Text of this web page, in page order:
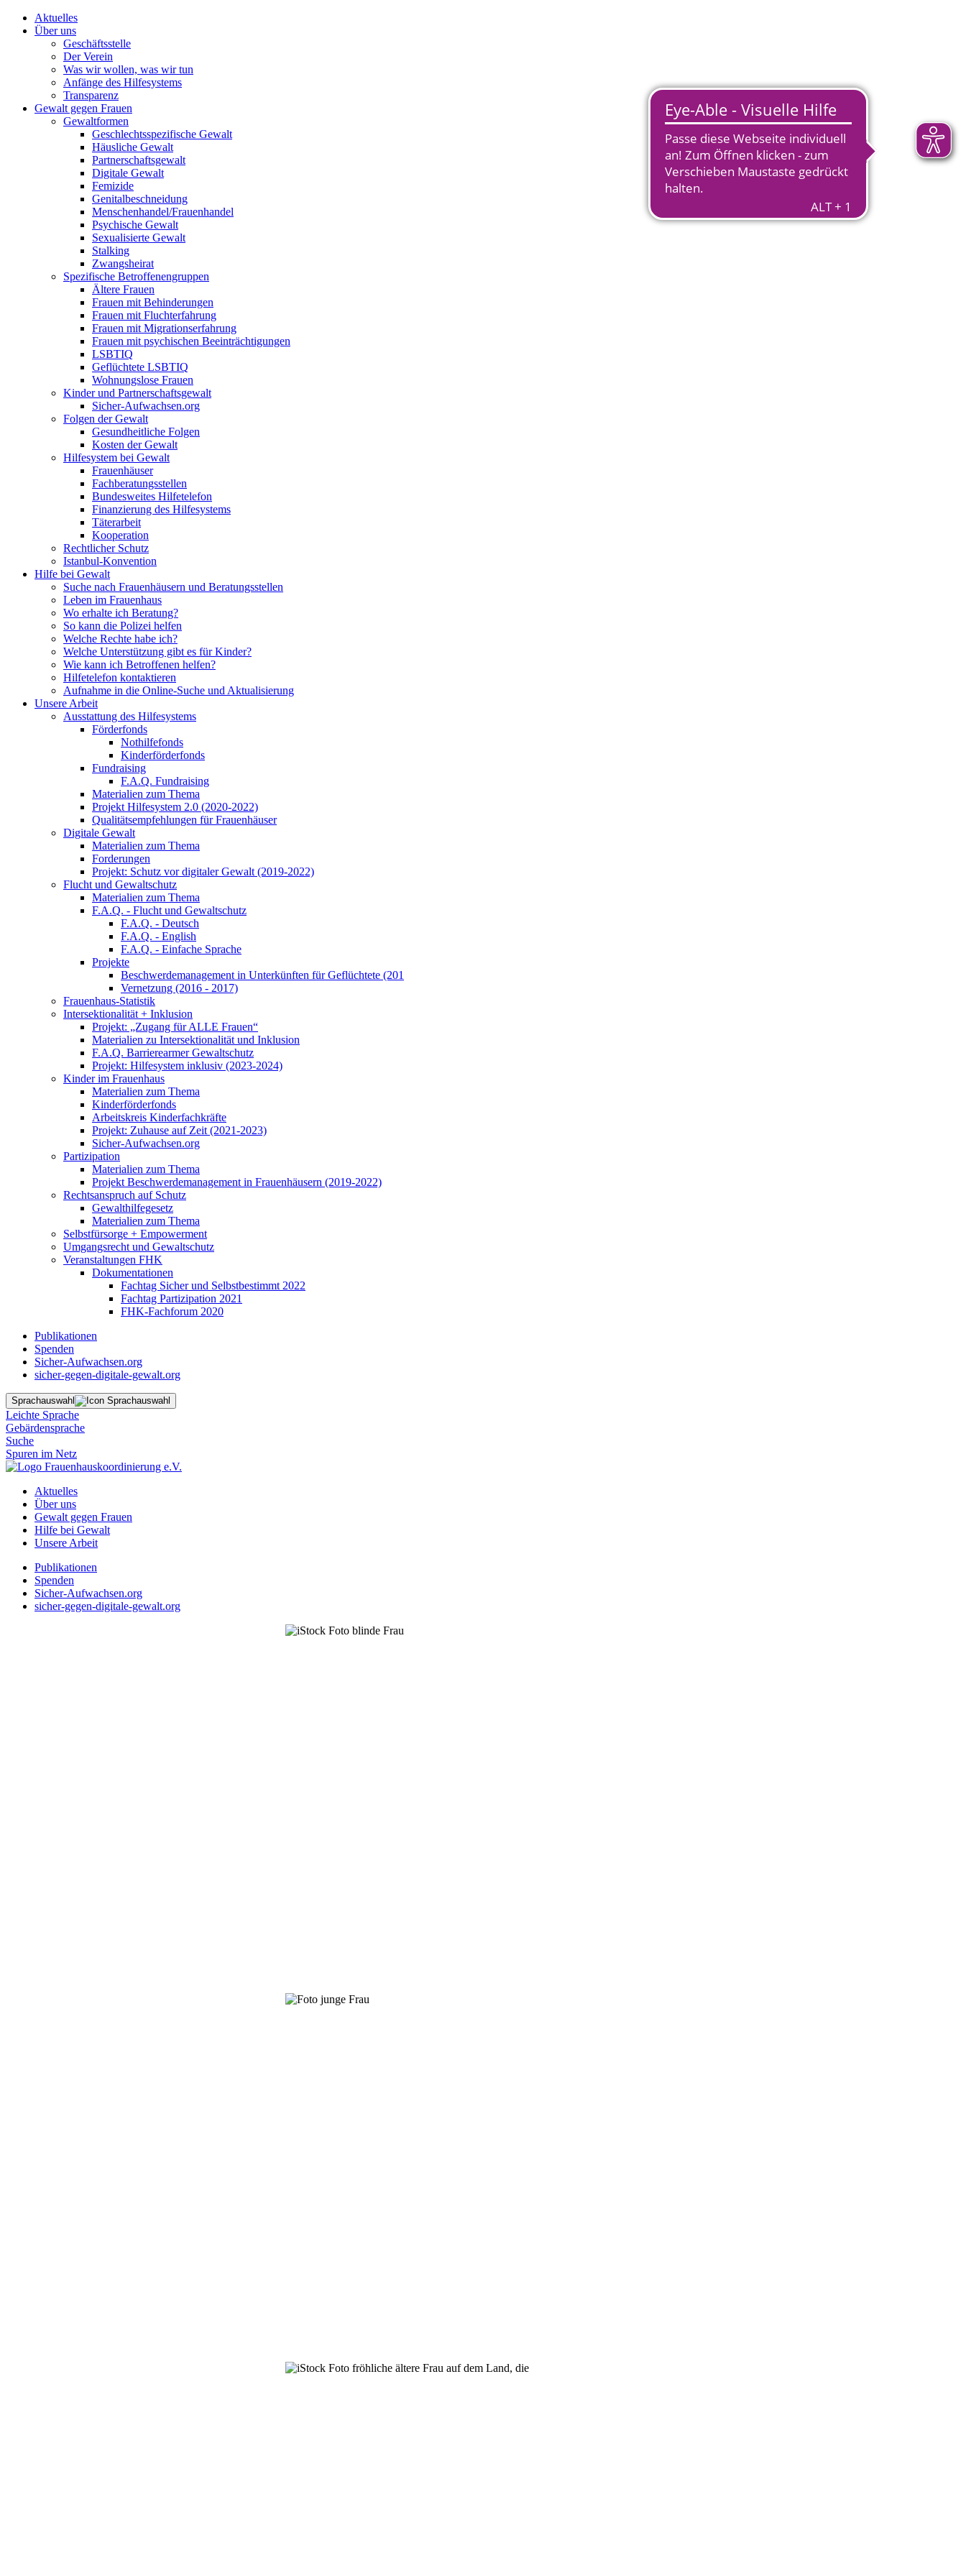
Aktuelles
Über uns
Geschäftsstelle
Der Verein
Was wir wollen, was wir tun
Anfänge des Hilfesystems
Transparenz
Gewalt gegen Frauen
Gewaltformen
Geschlechtsspezifische Gewalt
Häusliche Gewalt
Partnerschaftsgewalt
Digitale Gewalt
Femizide
Genitalbeschneidung
Menschenhandel/Frauenhandel
Psychische Gewalt
Sexualisierte Gewalt
Stalking
Zwangsheirat
Spezifische Betroffenengruppen
Ältere Frauen
Frauen mit Behinderungen
Frauen mit Fluchterfahrung
Frauen mit Migrationserfahrung
Frauen mit psychischen Beeinträchtigungen
LSBTIQ
Geflüchtete LSBTIQ
Wohnungslose Frauen
Kinder und Partnerschaftsgewalt
Sicher-Aufwachsen.org
Folgen der Gewalt
Gesundheitliche Folgen
Kosten der Gewalt
Hilfesystem bei Gewalt
Frauenhäuser
Fachberatungsstellen
Bundesweites Hilfetelefon
Finanzierung des Hilfesystems
Täterarbeit
Kooperation
Rechtlicher Schutz
Istanbul-Konvention
Hilfe bei Gewalt
Suche nach Frauenhäusern und Beratungsstellen
Leben im Frauenhaus
Wo erhalte ich Beratung?
So kann die Polizei helfen
Welche Rechte habe ich?
Welche Unterstützung gibt es für Kinder?
Wie kann ich Betroffenen helfen?
Hilfetelefon kontaktieren
Aufnahme in die Online-Suche und Aktualisierung
Unsere Arbeit
Ausstattung des Hilfesystems
Förderfonds
Nothilfefonds
Kinderförderfonds
Fundraising
F.A.Q. Fundraising
Materialien zum Thema
Projekt Hilfesystem 2.0 (2020-2022)
Qualitätsempfehlungen für Frauenhäuser
Digitale Gewalt
Materialien zum Thema
Forderungen
Projekt: Schutz vor digitaler Gewalt (2019-2022)
Flucht und Gewaltschutz
Materialien zum Thema
F.A.Q. - Flucht und Gewaltschutz
F.A.Q. - Deutsch
F.A.Q. - English
F.A.Q. - Einfache Sprache
Projekte
Beschwerdemanagement in Unterkünften für Geflüchtete (201
Vernetzung (2016 - 2017)
Frauenhaus-Statistik
Intersektionalität + Inklusion
Projekt: „Zugang für ALLE Frauen“
Materialien zu Intersektionalität und Inklusion
F.A.Q. Barrierearmer Gewaltschutz
Projekt: Hilfesystem inklusiv (2023-2024)
Kinder im Frauenhaus
Materialien zum Thema
Kinderförderfonds
Arbeitskreis Kinderfachkräfte
Projekt: Zuhause auf Zeit (2021-2023)
Sicher-Aufwachsen.org
Partizipation
Materialien zum Thema
Projekt Beschwerdemanagement in Frauenhäusern (2019-2022)
Rechtsanspruch auf Schutz
Gewalthilfegesetz
Materialien zum Thema
Selbstfürsorge + Empowerment
Umgangsrecht und Gewaltschutz
Veranstaltungen FHK
Dokumentationen
Fachtag Sicher und Selbstbestimmt 2022
Fachtag Partizipation 2021
FHK-Fachforum 2020
Publikationen
Spenden
Sicher-Aufwachsen.org
sicher-gegen-digitale-gewalt.org
Sprachauswahl
Leichte Sprache
Gebärdensprache
Suche
Spuren im Netz
Aktuelles
Über uns
Gewalt gegen Frauen
Hilfe bei Gewalt
Unsere Arbeit
Publikationen
Spenden
Sicher-Aufwachsen.org
sicher-gegen-digitale-gewalt.org